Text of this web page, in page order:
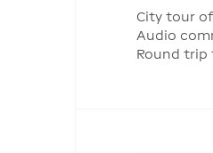
City tour
Audio
Round